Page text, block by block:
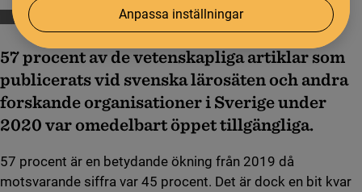
Anpassa inställningar
Biblioteksstatistik BibsamkonsortietSwepubÖppen vetenskap
57 procent av de vetenskapliga artiklar som
publicerats vid svenska lärosäten och andra
forskande organisationer i Sverige under
2020 var omedelbart öppet tillgängliga.
57 procent är en betydande ökning från 2019 då
motsvarande siffra var 45 procent. Det är dock en bit kvar